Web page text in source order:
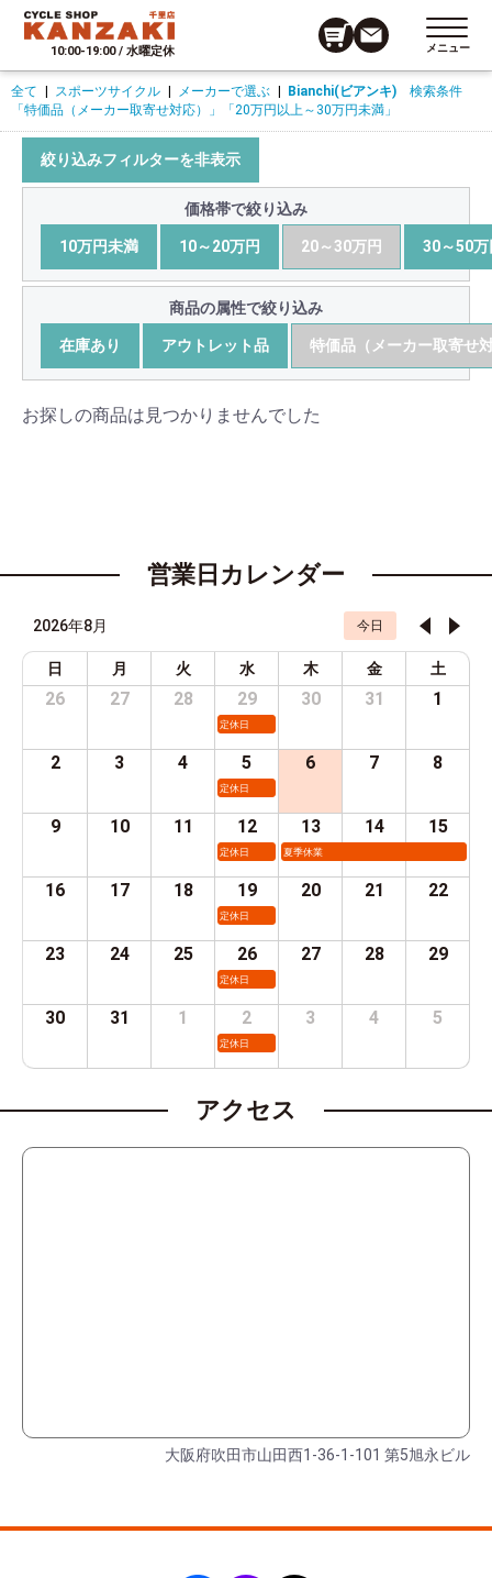
10:00-19:00 / 水曜定休 メニュー
全て スポーツサイクル メーカーで選ぶ Bianchi(ビアンキ) 検索条件
「特価品（メーカー取寄せ対応）」
「20万円以上～30万円未満」
絞り込みフィルターを非表示
価格帯で絞り込み
10万円未満 10～20万円 20～30万円 30～50万
商品の属性で絞り込み
在庫あり アウトレット品 特価品（メーカー取寄せ
お探しの商品は見つかりませんでした
営業日カレンダー
2026年8月 今日
日 月 火 水 木 金 土
26 27 28 29
定休日
30 31 1
2 3 4 5
定休日
6 7 8
9 10 11 12
定休日
13
夏季休業
14 15
16 17 18 19
定休日
20 21 22
23 24 25 26
定休日
27 28 29
30 31 1 2
定休日
3 4 5
アクセス
大阪府吹田市山田西1-36-1-101 第5旭永ビル